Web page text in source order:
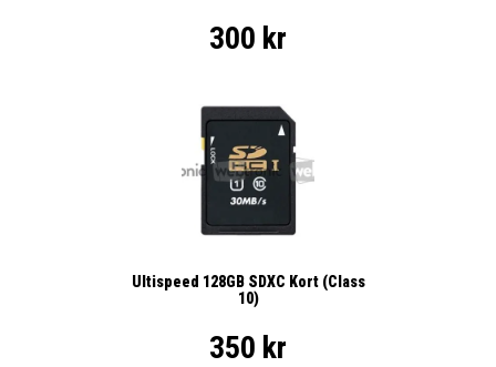
300 kr
Ultispeed 128GB SDXC Kort (Class
10)
350 kr